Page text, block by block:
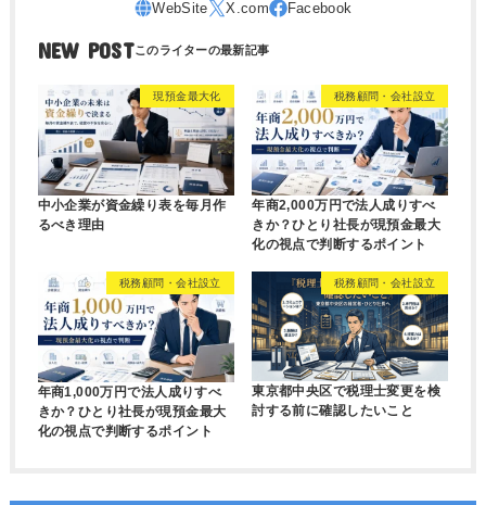
NEW POST
現預金最大化
中小企業が資金繰り表を毎月作
るべき理由
税務顧問・会社設立
年商2,000万円で法人成りすべ
きか？ひとり社長が現預金最大
化の視点で判断するポイント
税務顧問・会社設立
年商1,000万円で法人成りすべ
きか？ひとり社長が現預金最大
化の視点で判断するポイント
税務顧問・会社設立
東京都中央区で税理士変更を検
討する前に確認したいこと